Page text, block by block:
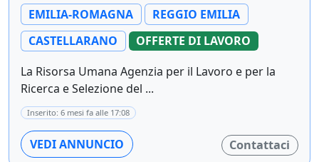
EMILIA-ROMAGNA
REGGIO EMILIA
CASTELLARANO
OFFERTE DI LAVORO
La Risorsa Umana Agenzia per il Lavoro e per la
Ricerca e Selezione del ...
Inserito: 6 mesi fa alle 17:08
VEDI ANNUNCIO Contattaci